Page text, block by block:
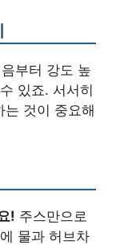
부터 강도 높
있죠. 서서히
는 것이 중요해
! 주스만으로
물과 허브차